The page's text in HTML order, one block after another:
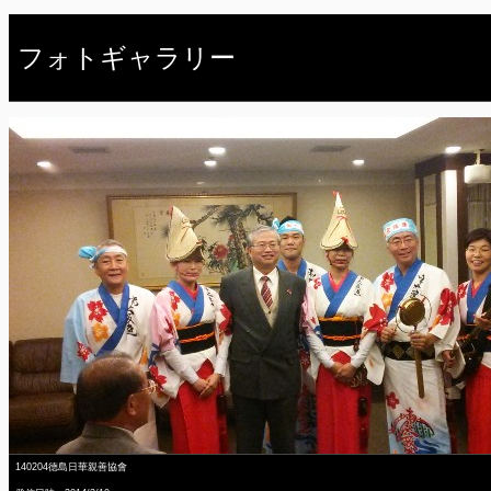
フォトギャラリー
140204德島日華親善協會